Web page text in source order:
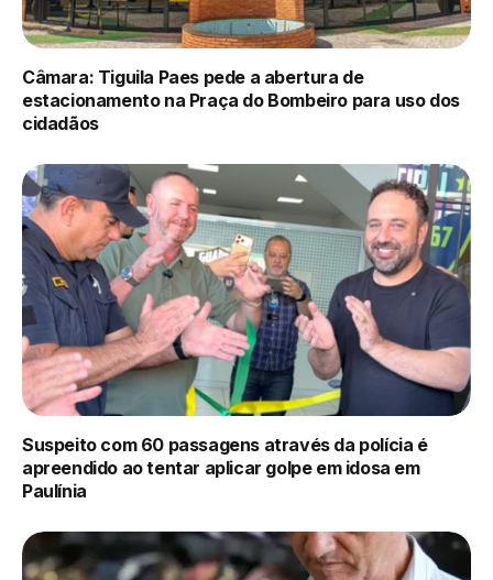
Câmara: Tiguila Paes pede a abertura de
estacionamento na Praça do Bombeiro para uso dos
cidadãos
Suspeito com 60 passagens através da polícia é
apreendido ao tentar aplicar golpe em idosa em
Paulínia